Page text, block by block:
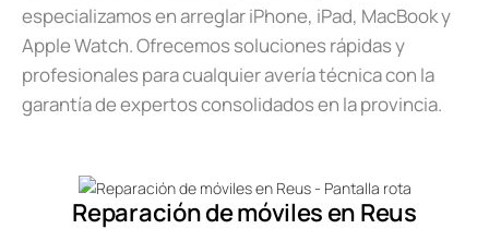
especializamos en arreglar iPhone, iPad, MacBook y
Apple Watch. Ofrecemos soluciones rápidas y
profesionales para cualquier avería técnica con la
garantía de expertos consolidados en la provincia.
Reparación de móviles en Reus